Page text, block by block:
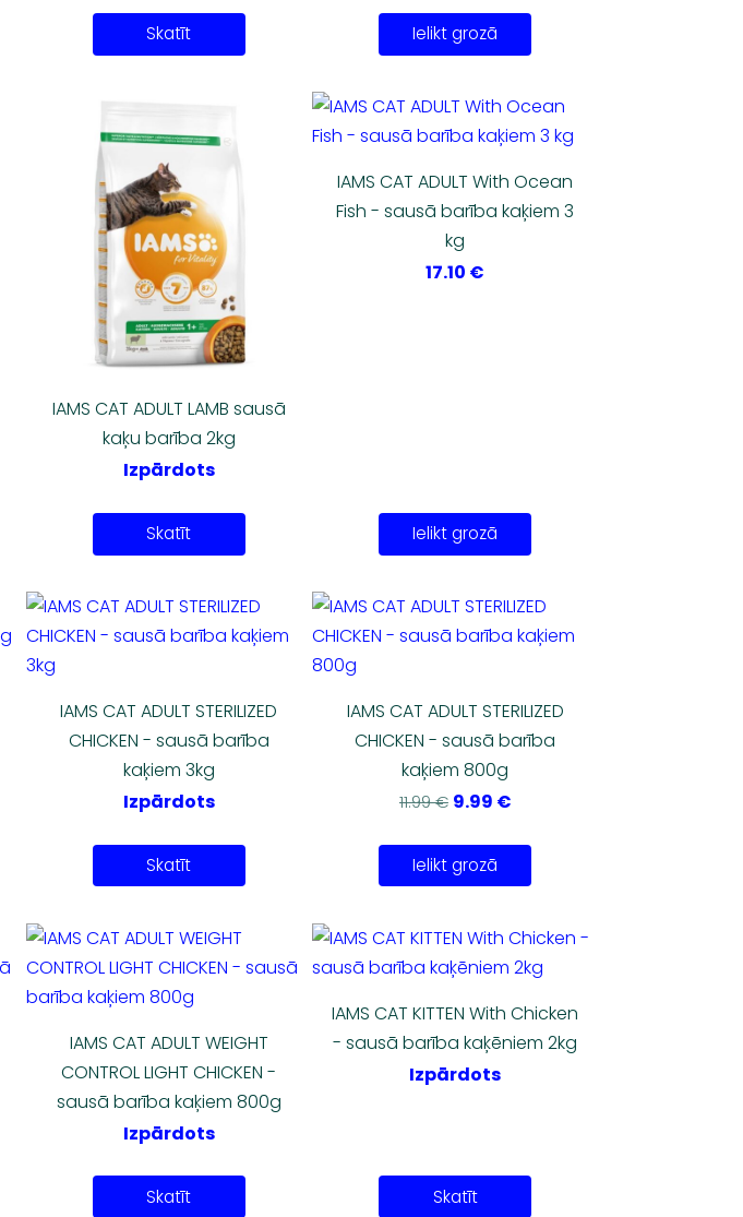
Skatīt Ielikt grozā
IAMS CAT ADULT LAMB sausā
kaķu barība 2kg
Izpārdots
Skatīt
IAMS CAT ADULT With Ocean
Fish - sausā barība kaķiem 3
kg
17.10 €
Ielikt grozā
IAMS CAT ADULT STERILIZED
CHICKEN - sausā barība
kaķiem 3kg
Izpārdots
Skatīt
IAMS CAT ADULT STERILIZED
CHICKEN - sausā barība
kaķiem 800g
11.99 € 9.99 €
Ielikt grozā
IAMS CAT ADULT WEIGHT
CONTROL LIGHT CHICKEN -
sausā barība kaķiem 800g
Izpārdots
Skatīt
IAMS CAT KITTEN With Chicken
- sausā barība kaķēniem 2kg
Izpārdots
Skatīt